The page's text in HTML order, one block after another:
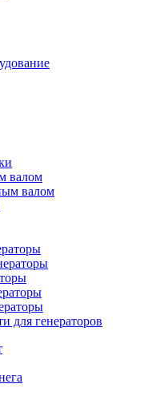
валом
валом
для генераторов